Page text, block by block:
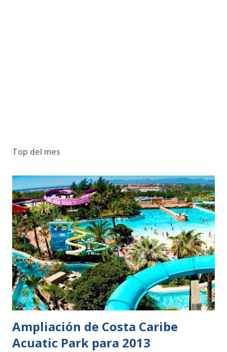
Top del mes
Ampliación de Costa Caribe
Acuatic Park para 2013